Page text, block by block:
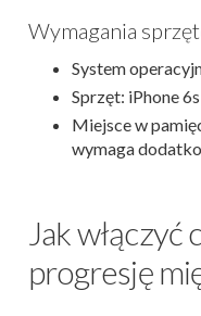
Wymagania
System
Sprzęt: iPhone 6s
Miejsce w
wymaga
Jak włączyć
progresję